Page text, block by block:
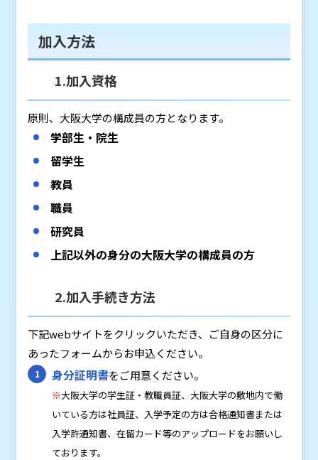
加入方法
1.加入資格
原則、大阪大学の構成員の方となります。
学部生・院生
留学生
教員
職員
研究員
上記以外の身分の大阪大学の構成員の方
2.加入手続き方法
下記webサイトをクリックいただき、ご自身の区分に
あったフォームからお申込ください。
身分証明書をご用意ください。
※大阪大学の学生証・教職員証、大阪大学の敷地内で働
いている方は社員証、入学予定の方は合格通知書または
入学許通知書、在留カード等のアップロードをお願いし
ております。